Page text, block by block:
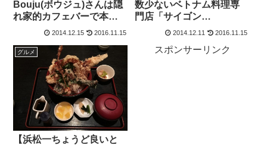
Bouju(ボウジュ)さんは隠
れ家的カフェバーで本格
的なコーヒー、タイ料理
2014.12.15 2016.11.15
数少ないベトナム料理専
門店「サイゴン
(Saigon)」でランチ(チャ
2014.12.11 2016.11.15
グルメ
【浜松一ちょうど良いと
スポンサーリンク